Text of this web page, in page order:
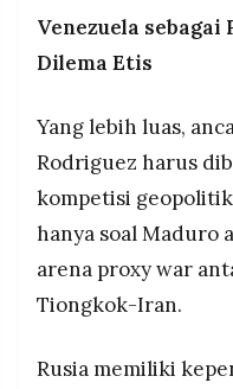
Venezuela sebagai
Dilema Etis
Yang lebih luas,
Rodriguez harus
kompetisi
hanya soal Maduro
arena proxy war
Tiongkok-Iran.
Rusia memiliki